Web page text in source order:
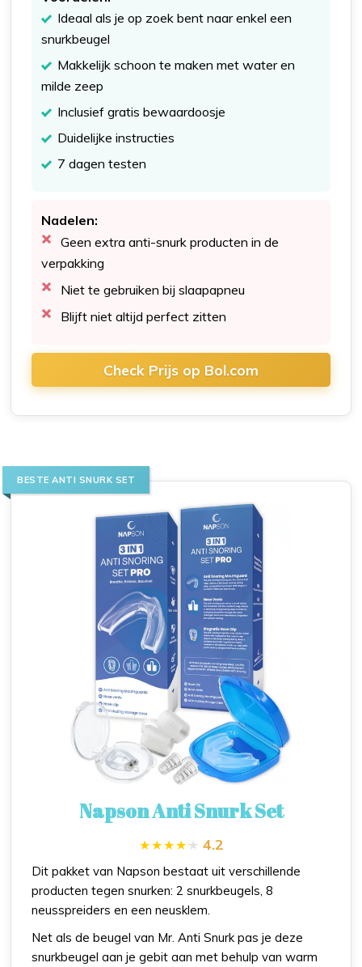
Ideaal als je op zoek bent naar enkel een
snurkbeugel
Makkelijk schoon te maken met water en
milde zeep
Inclusief gratis bewaardoosje
Duidelijke instructies
7 dagen testen
Nadelen:
Geen extra anti-snurk producten in de
verpakking
Niet te gebruiken bij slaapapneu
Blijft niet altijd perfect zitten
Check Prijs op Bol.com
BESTE ANTI SNURK SET
Napson Anti Snurk Set
4.2
Dit pakket van Napson bestaat uit verschillende
producten tegen snurken: 2 snurkbeugels, 8
neusspreiders en een neusklem.
Net als de beugel van Mr. Anti Snurk pas je deze
snurkbeugel aan je gebit aan met behulp van warm